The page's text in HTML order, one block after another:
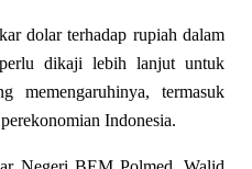
dolar terhadap rupiah dalam
dikaji lebih lanjut untuk
memengaruhinya, termasuk
Indonesia.